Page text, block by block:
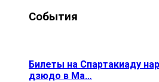
События
Билеты на Спартакиаду
дзюдо в Ма…